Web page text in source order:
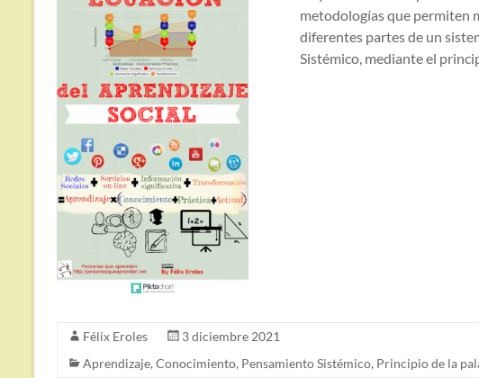
metodologías que permiten
diferentes partes de un
Sistémico, mediante el
Félix Eroles
3 diciembre 2021
Aprendizaje, Conocimiento, Pensamiento Sistémico, Principio de la